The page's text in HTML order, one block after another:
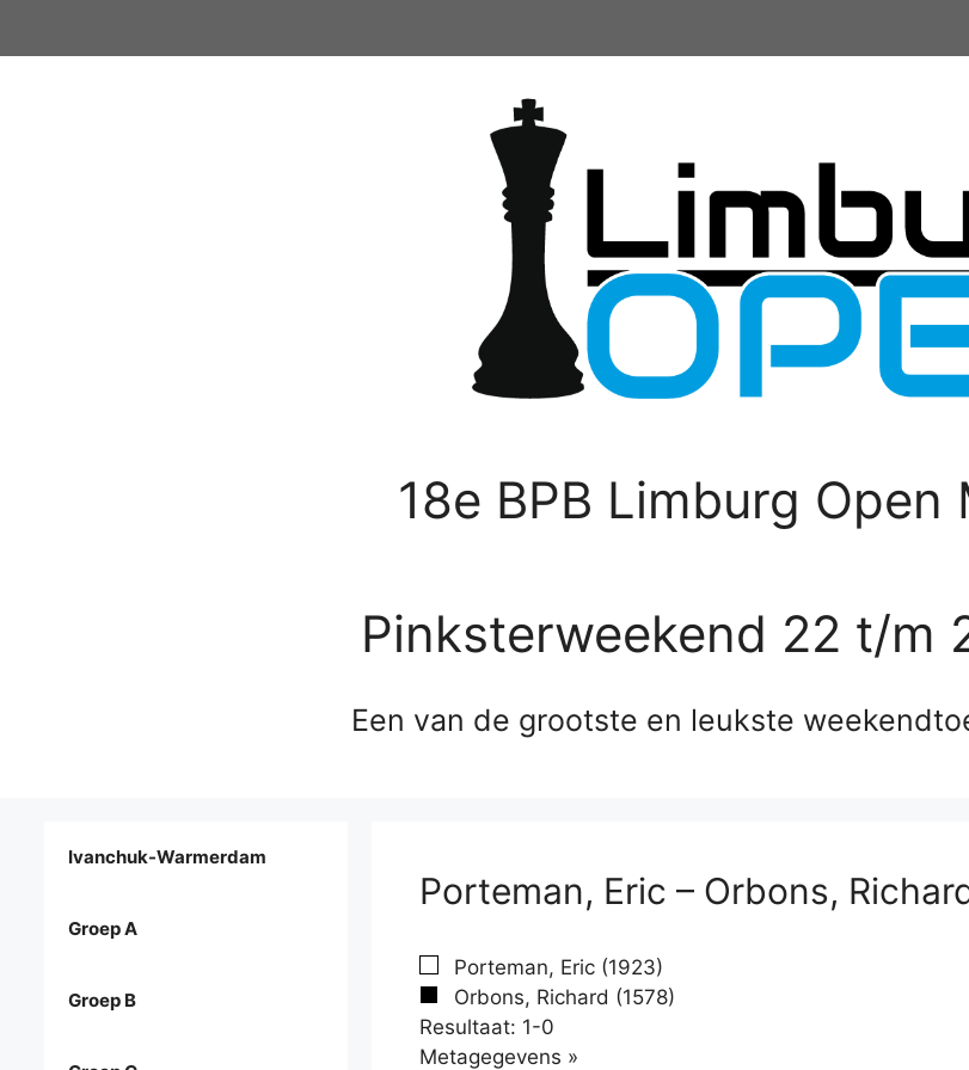
18e BPB Limburg
Pinksterweekend 22 t/m
Een van de grootste en leukste
Porteman, Eric – Orbons,
Porteman, Eric (1923)
Orbons, Richard (1578)
Resultaat: 1-0
Metagegevens »
Ivanchuk-Warmerdam
Groep A
Groep B